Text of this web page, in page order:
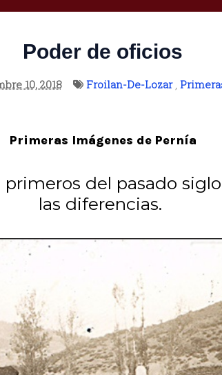
Poder de oficios
10, 2018 Froilan-De-Lozar,
Primeras Imágenes de Pernía
del pasado
las diferencias.